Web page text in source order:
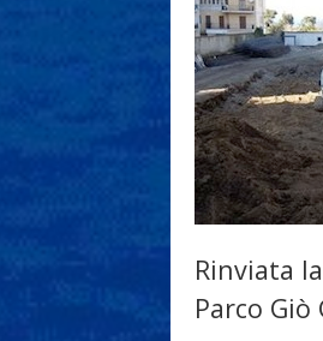
Rinviata
Parco